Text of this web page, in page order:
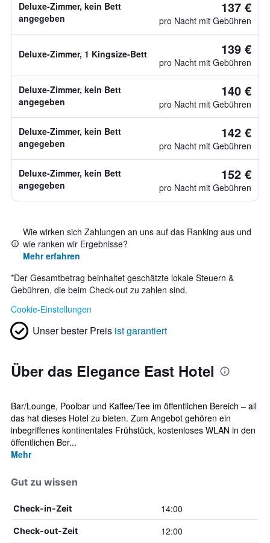
Deluxe-Zimmer, kein Bett
angegeben
137 €
pro Nacht mit Gebühren
Deluxe-Zimmer, 1 Kingsize-Bett 139 €
pro Nacht mit Gebühren
Deluxe-Zimmer, kein Bett
angegeben
140 €
pro Nacht mit Gebühren
Deluxe-Zimmer, kein Bett
angegeben
142 €
pro Nacht mit Gebühren
Deluxe-Zimmer, kein Bett
angegeben
152 €
pro Nacht mit Gebühren
Wie wirken sich Zahlungen an uns auf das Ranking aus und
wie ranken wir Ergebnisse?
Mehr erfahren
*Der Gesamtbetrag beinhaltet geschätzte lokale Steuern &
Gebühren, die beim Check-out zu zahlen sind.
Cookie-Einstellungen
Unser bester Preis ist garantiert
Über das Elegance East Hotel
Bar/Lounge, Poolbar und Kaffee/Tee im öffentlichen Bereich – all
das hat dieses Hotel zu bieten. Zum Angebot gehören ein
inbegriffenes kontinentales Frühstück, kostenloses WLAN in den
öffentlichen Ber...
Mehr
Gut zu wissen
Check-in-Zeit 14:00
Check-out-Zeit 12:00